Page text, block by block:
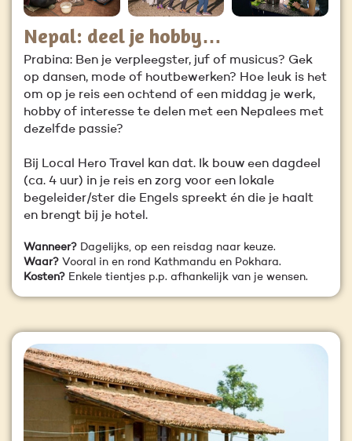
Nepal: deel je hobby…
Prabina: Ben je verpleegster, juf of musicus? Gek
op dansen, mode of houtbewerken? Hoe leuk is het
om op je reis een ochtend of een middag je werk,
hobby of interesse te delen met een Nepalees met
dezelfde passie?
Bij Local Hero Travel kan dat. Ik bouw een dagdeel
(ca. 4 uur) in je reis en zorg voor een lokale
begeleider/ster die Engels spreekt én die je haalt
en brengt bij je hotel.
Wanneer? Dagelijks, op een reisdag naar keuze.
Waar? Vooral in en rond Kathmandu en Pokhara.
Kosten? Enkele tientjes p.p. afhankelijk van je wensen.